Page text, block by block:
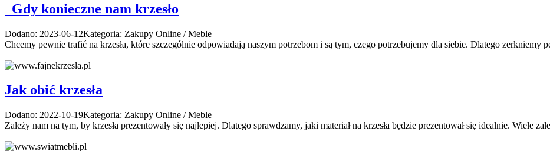
Gdy konieczne nam krzesło
Dodano: 2023-06-12Kategoria: Zakupy Online / Meble
Chcemy pewnie trafić na krzesła, które szczególnie odpowiadają naszym potrzebom i są tym, czego potrzebujemy dla siebie. Dlatego zerkniemy
Jak obić krzesła
Dodano: 2022-10-19Kategoria: Zakupy Online / Meble
Zależy nam na tym, by krzesła prezentowały się najlepiej. Dlatego sprawdzamy, jaki materiał na krzesła będzie prezentował się idealnie. Wiele